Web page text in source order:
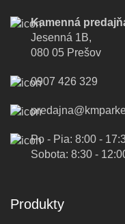
Kamenná
Jesenná 1B,
080 05 Prešov
0907 426 329
Po - Pia: 8:00 -
Sobota: 8:30 -
Produkty